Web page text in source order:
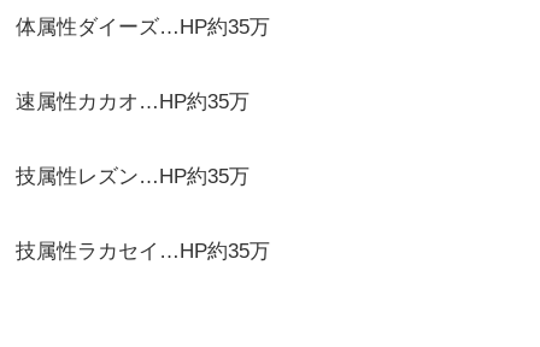
体属性ダイーズ…HP約35万
速属性カカオ…HP約35万
技属性レズン…HP約35万
技属性ラカセイ…HP約35万